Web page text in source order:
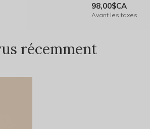
98,00$CA
Avant les taxes
récemment